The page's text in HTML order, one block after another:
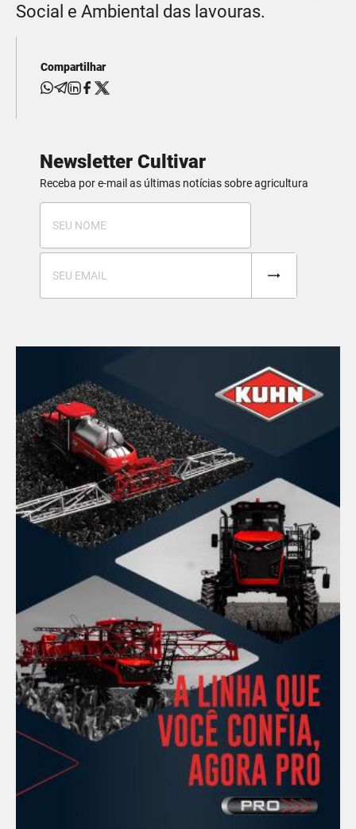
Social e Ambiental das lavouras.
Compartilhar
Newsletter Cultivar
Receba por e-mail as últimas notícias sobre agricultura